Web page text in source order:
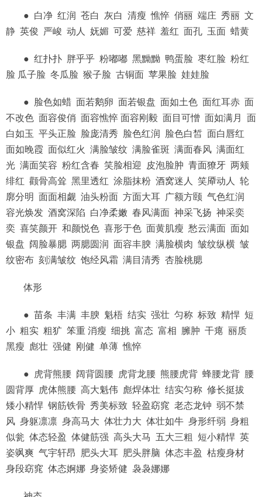
● 白净 红润 苍白 灰白 清瘦 憔悴 俏丽 端庄 秀丽 文
静 英俊 严峻 动人 妩媚 可爱 慈祥 羞红 面孔 玉面 蜡黄
● 红扑扑 胖乎乎 粉嘟嘟 黑黝黝 鸭蛋脸 枣红脸 粉红
脸 瓜子脸 冬瓜脸 猴子脸 古铜面 苹果脸 娃娃脸
● 脸色如蜡 面若鹅卵 面若银盘 面如土色 面红耳赤 面
不改色 面容俊俏 面容憔悴 面容刚毅 面目可憎 面如满月 面
白如玉 平头正脸 脸庞清秀 脸色红润 脸色白皙 面白唇红
面如晚霞 面似红火 满脸皱纹 满脸雀斑 满面春风 满面红
光 满面笑容 粉红含春 笑脸相迎 皮泡脸肿 青面獠牙 两颊
绯红 颧骨高耸 黑里透红 涂脂抹粉 酒窝迷人 笑厣动人 轮
廓分明 面面相觑 油头粉面 方面大耳 广额方颐 气色红润
容光焕发 酒窝深陷 白净柔嫩 春风满面 神采飞扬 神采奕
奕 喜笑颜开 和颜悦色 喜形于色 面黄肌瘦 愁云满面 面如
银盘 阔脸暴腮 两腮圆润 面容丰腴 满脸横肉 皱纹纵横 皱
纹密布 刻满皱纹 饱经风霜 满目清秀 杏脸桃腮
体形
● 苗条 丰满 丰腴 魁梧 结实 强壮 匀称 标致 精悍 短
小 粗实 粗犷 笨重 消瘦 细挑 富态 富相 臃肿 干瘪 丽质
黑瘦 彪壮 强健 刚健 单薄 憔悴
● 虎背熊腰 阔背圆腰 虎背龙腰 熊腰虎背 蜂腰龙背 腰
圆背厚 虎体熊腰 高大魁伟 彪焊体壮 结实匀称 修长挺拔
矮小精悍 钢筋铁骨 秀美标致 轻盈窈窕 老态龙钟 弱不禁
风 身躯凛凛 身高马大 体壮力大 体壮如牛 身形纤弱 身粗
似瓮 体态轻盈 体健筋强 高头大马 五大三粗 短小精悍 英
姿飒爽 气宇轩昂 肥头大耳 肥头胖脑 体态丰盈 枯瘦身材
身段窈窕 体态婀娜 身姿矫健 袅袅娜娜